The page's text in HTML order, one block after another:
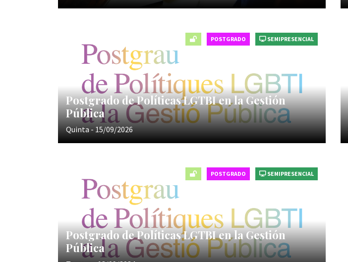
POSTGRADO SEMIPRESENCIAL
Postgrado de Políticas LGTBI en la Gestión
Pública
Quinta - 15/09/2026
POSTGRADO SEMIPRESENCIAL
Postgrado de Políticas LGTBI en la Gestión
Pública